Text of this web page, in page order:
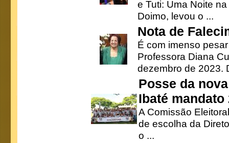
e Tuti: Uma Noite
Doimo, levou o ...
Nota de
É com imenso
Professora Diana
dezembro de 2023.
Posse da
Ibaté mandato
A Comissão
de escolha da
o ...